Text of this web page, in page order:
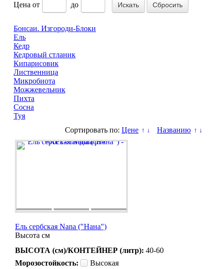
Цена от до Сбросить
Бонсаи. Изгороди-Блоки
Ель
Кедр
Кедровый стланик
Кипарисовик
Лиственница
Микробиота
Можжевельник
Пихта
Сосна
Туя
Сортировать по: Цене ↑ ↓ Названию ↑ ↓
Ель сербская Nana ("Нана")
Высота см
ВЫСОТА (см)/КОНТЕЙНЕР (литр): 40-60
Морозостойкость:
Высокая